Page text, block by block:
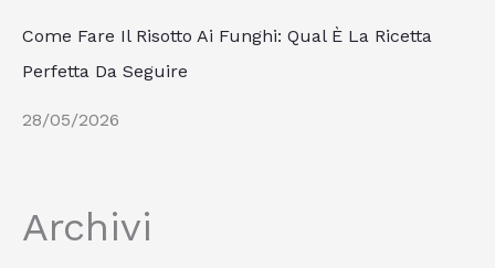
Come Fare Il Risotto Ai Funghi: Qual È La Ricetta
Perfetta Da Seguire
28/05/2026
Archivi